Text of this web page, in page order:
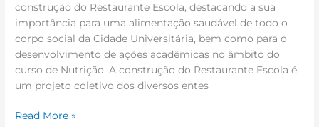
construção do Restaurante Escola, destacando a sua
importância para uma alimentação saudável de todo o
corpo social da Cidade Universitária, bem como para o
desenvolvimento de ações acadêmicas no âmbito do
curso de Nutrição. A construção do Restaurante Escola é
um projeto coletivo dos diversos entes
Restaurante
Escola.
Read More »